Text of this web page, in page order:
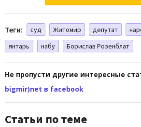
Теги: суд Житомир депутат
янтарь
набу Борислав Розенблат
Не пропусти другие интересные
bigmir)net в facebook
Статьи по теме